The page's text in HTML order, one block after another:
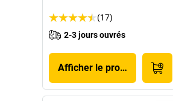
(17)
2-3 jours ouvrés
Afficher le produit